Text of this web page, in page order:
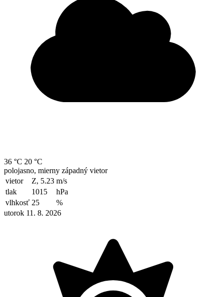
36 °C 20 °C
polojasno, mierny západný vietor
vietor
Z, 5.23 m/s
tlak
1015
hPa
vlhkosť 25
%
utorok 11. 8. 2026